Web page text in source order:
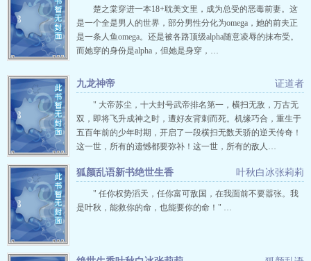
世nph）
楚之棠穿进一本18+耽美文里，成为总受的恶毒前妻。这
是一个全是男人的世界，部分男性分化为omega，她的前夫正
是一条人鱼omega。还是被各路顶级alpha随意凌辱的抹布受。
而她穿的身份是alpha，但她是身穿，…
证道者
九龙神帝
" 大帝苏尘，十大封号武帝排名第一，横扫无敌，万古无
双，即将飞升成神之时，遭好友背刺而死。机缘巧合，重生于
五百年前的少年时期，开启了一段横扫无数天骄的逆天传奇！
这一世，所有的遗憾都要弥补！这一世，所有的敌人…
叶秋白冰张莉莉
狐颜乱语新书绝世生香
" 任你权势滔天，任你富可敌国，在我面前不要嚣张。我
是叶秋，能救你的命，也能要你的命！" …